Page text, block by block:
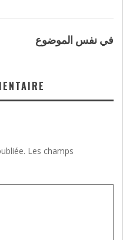
في نفس الموضوع
Les champs